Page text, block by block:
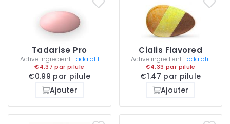
Tadarise Pro
Active ingredientTadalafil
€4.37 par pilule
€0.99 par pilule
Ajouter
Cialis Flavored
Active ingredientTadalafil
€4.33 par pilule
€1.47 par pilule
Ajouter